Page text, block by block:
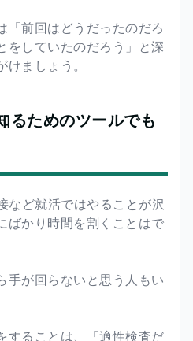
「前回はどうだったのだろ
をしていたのだろう」と深
ましょう。
るためのツールでも
など就活ではやることが沢
ばかり時間を割くことはで
手が回らないと思う人もい
することは、「適性検査だ